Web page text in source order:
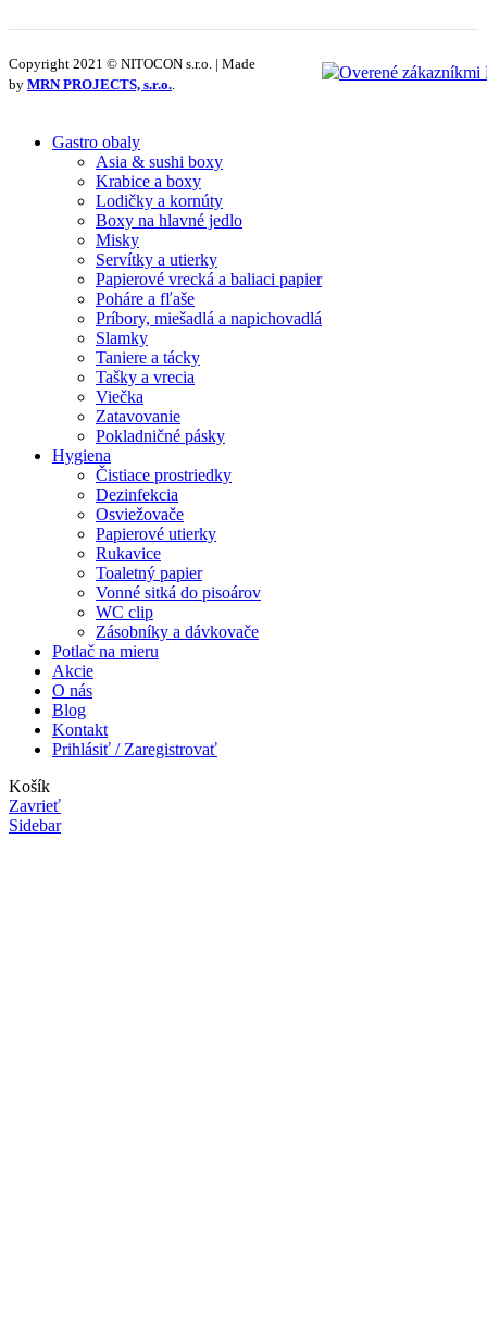
Copyright 2021 © NITOCON s.r.o. | Made
by MRN PROJECTS, s.r.o.
Gastro obaly
Asia & sushi boxy
Krabice a boxy
Lodičky a kornúty
Boxy na hlavné jedlo
Misky
Servítky a utierky
Papierové vrecká a baliaci papier
Poháre a fľaše
Príbory, miešadlá a napichovadlá
Slamky
Taniere a tácky
Tašky a vrecia
Viečka
Zatavovanie
Pokladničné pásky
Hygiena
Čistiace prostriedky
Dezinfekcia
Osviežovače
Papierové utierky
Rukavice
Toaletný papier
Vonné sitká do pisoárov
WC clip
Zásobníky a dávkovače
Potlač na mieru
Akcie
O nás
Blog
Kontakt
Prihlásiť / Zaregistrovať
Košík
Zavrieť
Sidebar